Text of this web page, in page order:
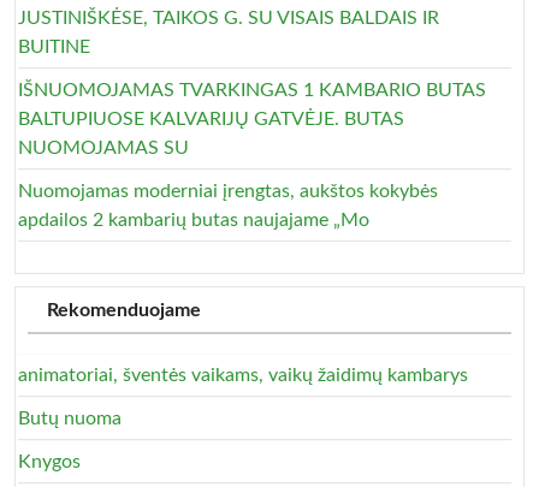
JUSTINIŠKĖSE, TAIKOS G. SU VISAIS BALDAIS IR
BUITINE
IŠNUOMOJAMAS TVARKINGAS 1 KAMBARIO BUTAS
BALTUPIUOSE KALVARIJŲ GATVĖJE. BUTAS
NUOMOJAMAS SU
Nuomojamas moderniai įrengtas, aukštos kokybės
apdailos 2 kambarių butas naujajame „Mo
Rekomenduojame
animatoriai, šventės vaikams, vaikų žaidimų kambarys
Butų nuoma
Knygos